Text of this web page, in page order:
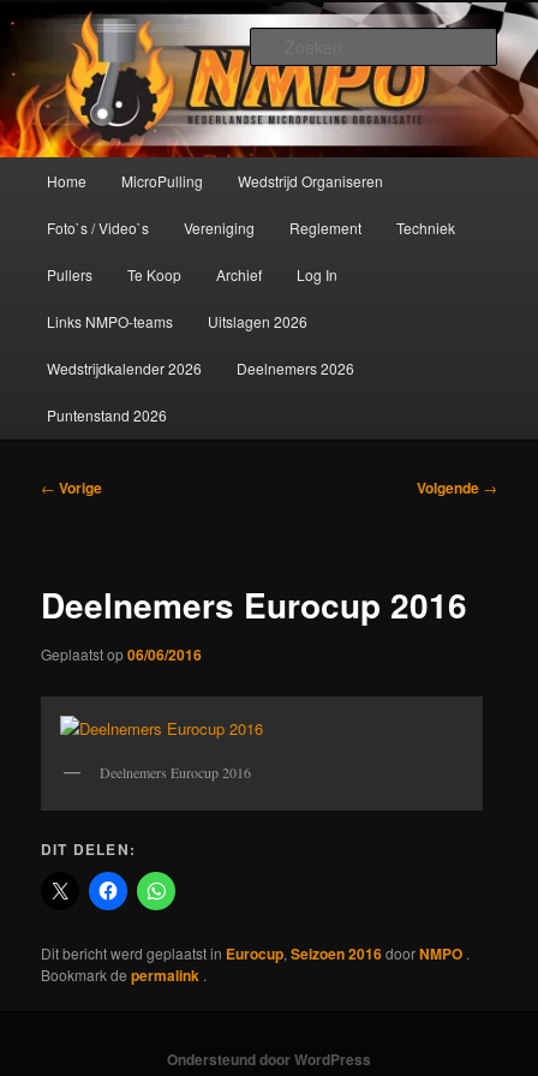
primaire
inhoudNederlandse MicroPulling
Organisatie
De meest krachtige modelbouwsport ter wereld!
Home MicroPulling Wedstrijd Organiseren
Foto`s / Video`s Vereniging Reglement Techniek
Pullers Te Koop Archief Log In
Links NMPO-teams Uitslagen 2026
Wedstrijdkalender 2026 Deelnemers 2026
Puntenstand 2026
Bericht
← Vorige Volgende →
Deelnemers Eurocup 2016
Geplaatst op06/06/2016
Deelnemers Eurocup 2016
DIT DELEN:
Dit bericht werd geplaatst in Eurocup,Seizoen 2016doorNMPO .
Bookmark depermalink .
Ondersteund door WordPress